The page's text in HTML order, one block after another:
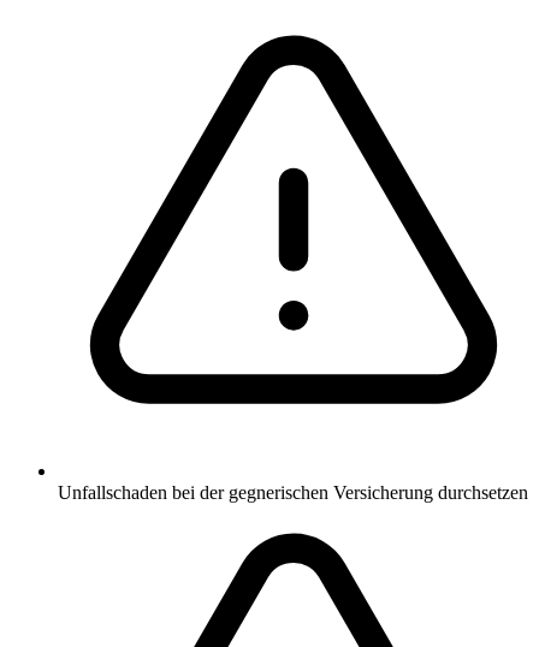
Unfallschaden bei der gegnerischen Versicherung durchsetzen